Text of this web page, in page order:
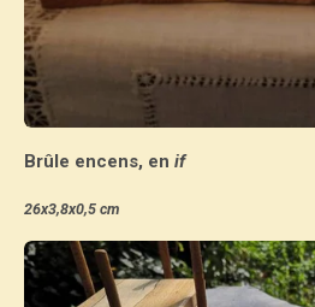
Brûle encens, en if
26x3,8x0,5 cm